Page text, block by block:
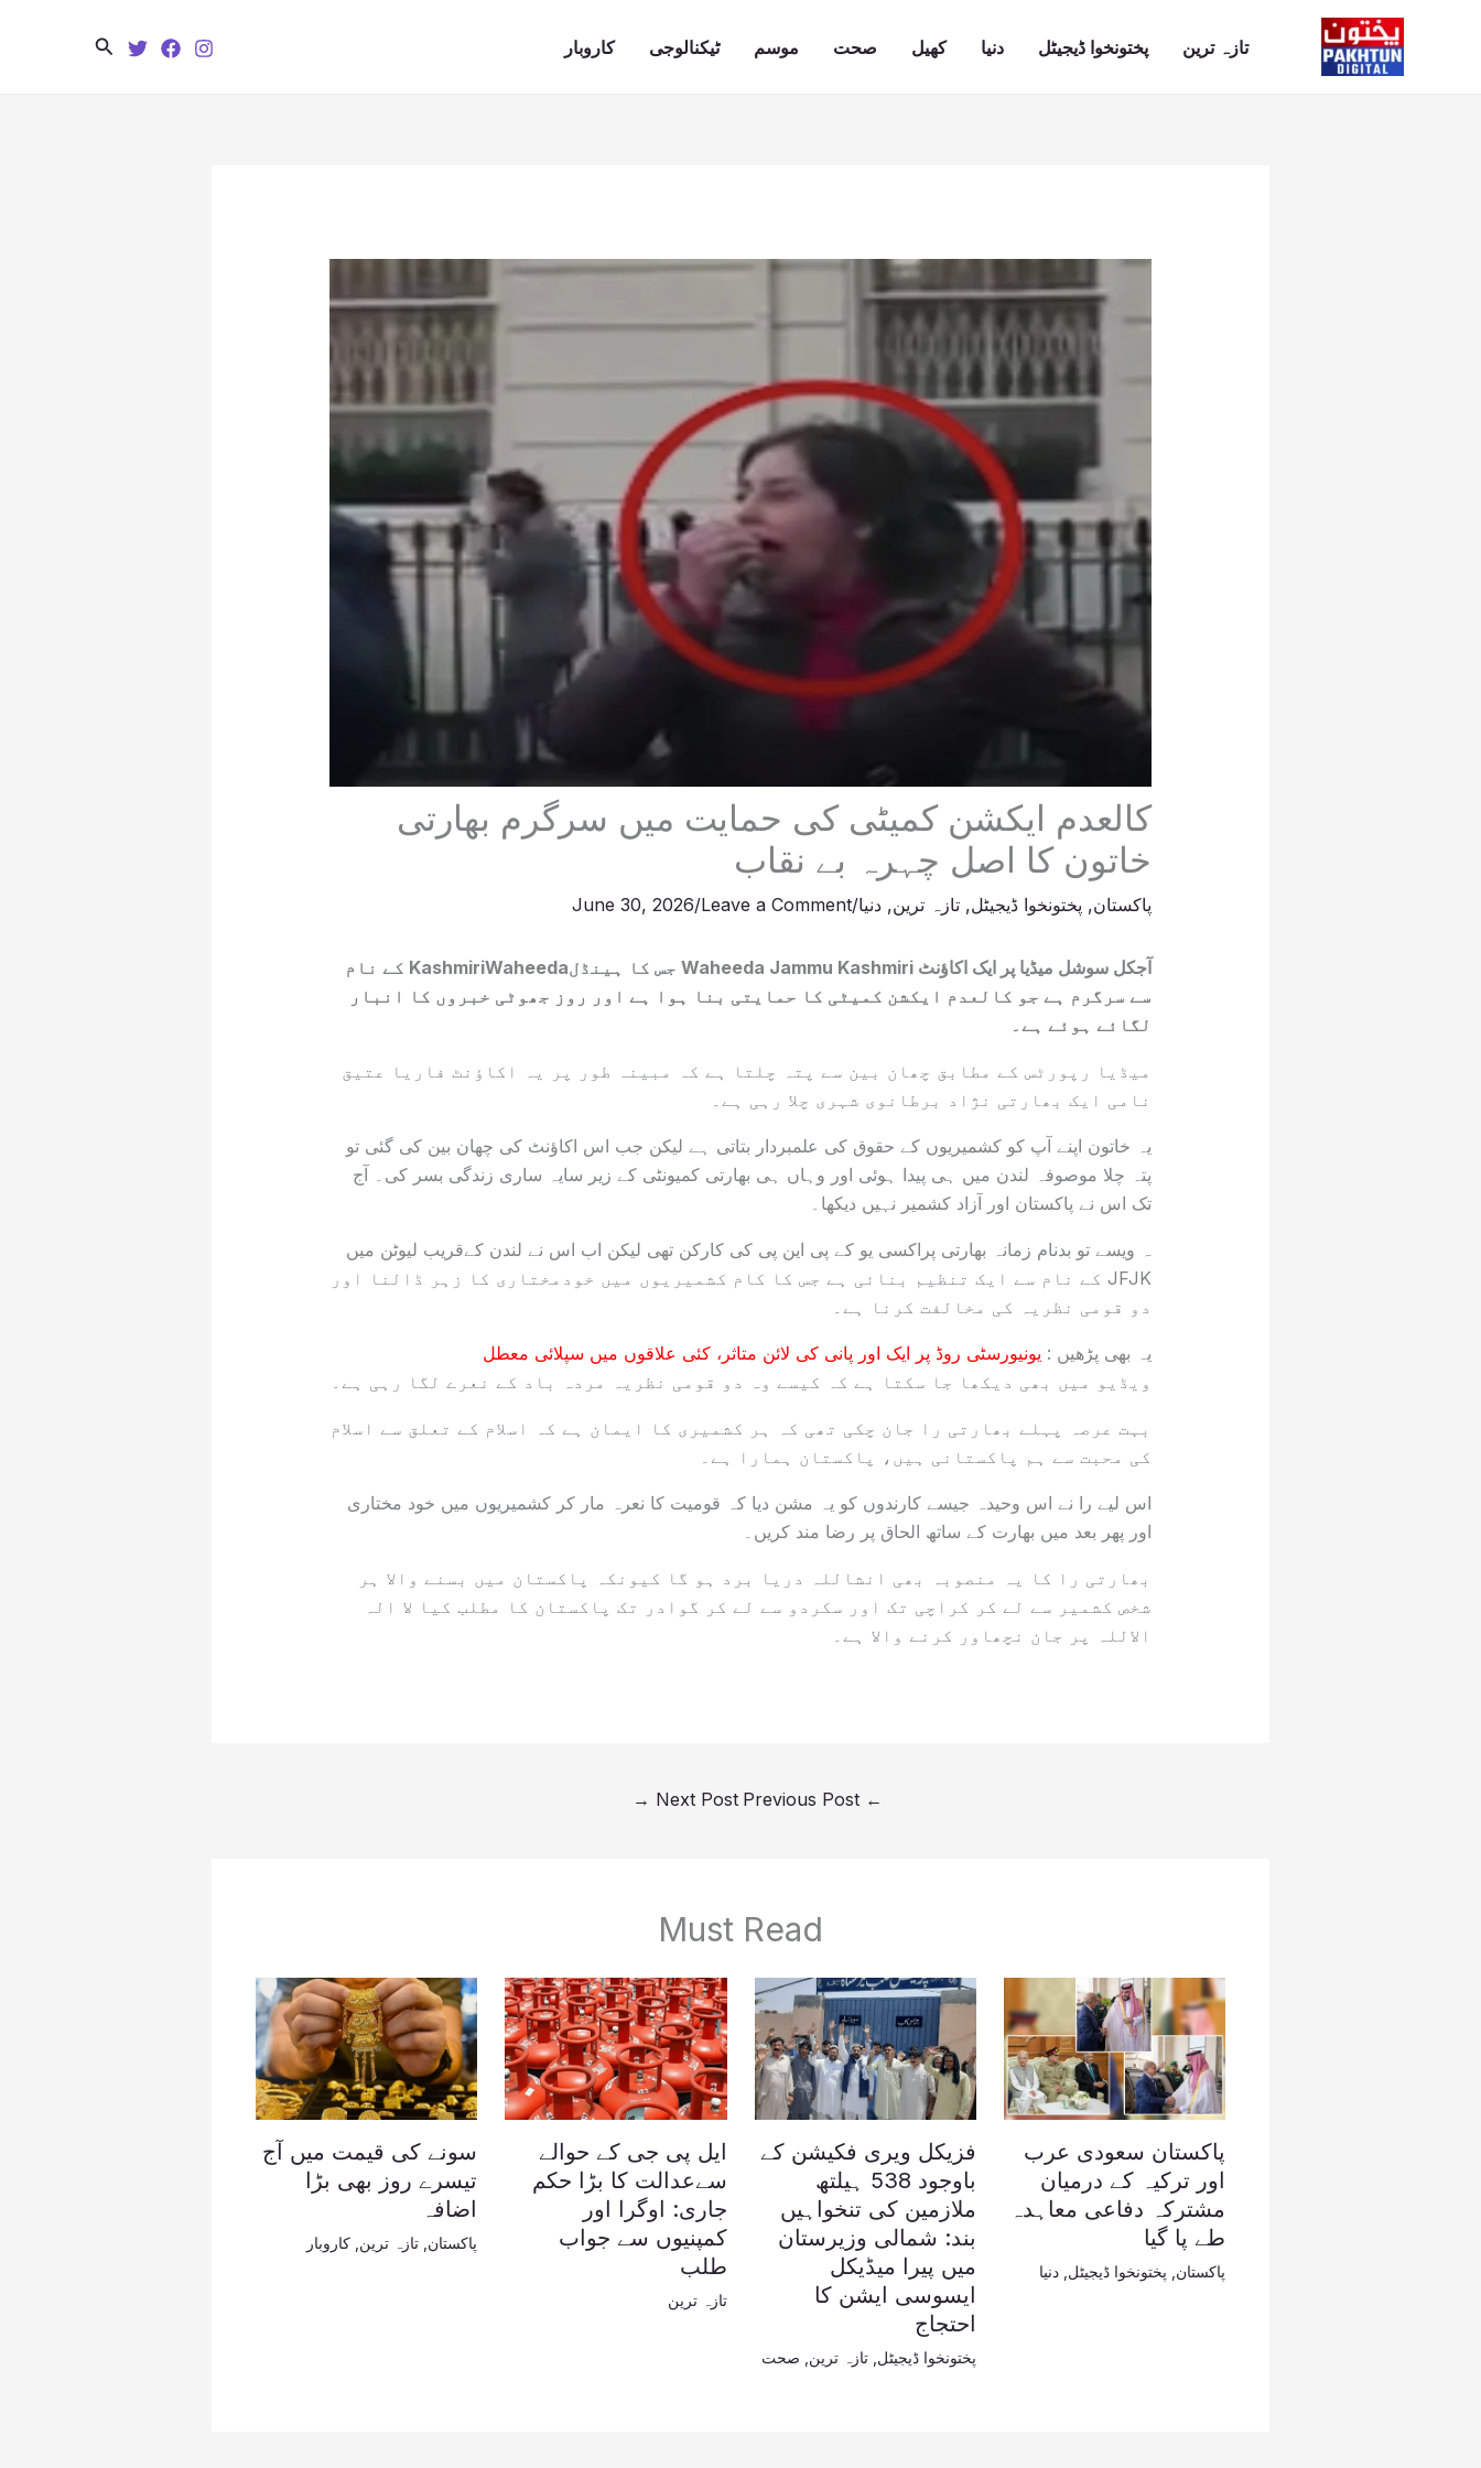
تازہ ترین پختونخوا ڈیجیٹل دنیا کھیل صحت موسم ٹیکنالوجی کاروبار Search
کالعدم ایکشن کمیٹی کی حمایت میں سرگرم بھارتی
خاتون کا اصل چہرہ بے نقاب
پاکستان, پختونخوا ڈیجیٹل, تازہ ترین, دنیا/
Leave a Comment
/
June 30, 2026
آجکل سوشل میڈیا پر ایک اکاؤنٹ Waheeda Jammu Kashmiri جس کا ہینڈلKashmiriWaheeda کے نام
سے سرگرم ہے جو کالعدم ایکشن کمیٹی کا حمایتی بنا ہوا ہے اور روز جھوٹی خبروں کا انبار
لگائے ہوئے ہے۔
میڈیا رپورٹس کے مطابق چھان بین سے پتہ چلتا ہے کہ مبینہ طور پر یہ اکاؤنٹ فاریا عتیق
نامی ایک بھارتی نژاد برطانوی شہری چلا رہی ہے۔
یہ خاتون اپنے آپ کو کشمیریوں کے حقوق کی علمبردار بتاتی ہے لیکن جب اس اکاؤنٹ کی چھان بین کی گئی تو
پتہ چلا موصوفہ لندن میں ہی پیدا ہوئی اور وہاں ہی بھارتی کمیونٹی کے زیر سایہ ساری زندگی بسر کی۔ آج
تک اس نے پاکستان اور آزاد کشمیر نہیں دیکھا۔
ہ ویسے تو بدنام زمانہ بھارتی پراکسی یو کے پی این پی کی کارکن تھی لیکن اب اس نے لندن کےقریب لیوٹن میں
JFJK کے نام سے ایک تنظیم بنائی ہے جس کا کام کشمیریوں میں خودمختاری کا زہر ڈالنا اور
دو قومی نظریہ کی مخالفت کرنا ہے۔
یہ بھی پڑھیں : یونیورسٹی روڈ پر ایک اور پانی کی لائن متاثر، کئی علاقوں میں سپلائی معطل
ویڈیو میں بھی دیکھا جا سکتا ہے کہ کیسے وہ دو قومی نظریہ مردہ باد کے نعرے لگا رہی ہے۔
بہت عرصہ پہلے بھارتی را جان چکی تھی کہ ہر کشمیری کا ایمان ہے کہ اسلام کے تعلق سے اسلام
کی محبت سے ہم پاکستانی ہیں، پاکستان ہمارا ہے۔
اس لیے را نے اس وحیدہ جیسے کارندوں کو یہ مشن دیا کہ قومیت کا نعرہ مار کر کشمیریوں میں خود مختاری
اور پھر بعد میں بھارت کے ساتھ الحاق پر رضا مند کریں۔
بھارتی را کا یہ منصوبہ بھی انشاللہ دریا برد ہو گا کیونکہ پاکستان میں بسنے والا ہر
شخص کشمیر سے لے کر کراچی تک اور سکردو سے لے کر گوادر تک پاکستان کا مطلب کیا لا الہ
الاللہ پر جان نچھاور کرنے والا ہے۔
←
Next Post
→
Must Read
پاکستان سعودی عرب
اور ترکیہ کے درمیان
مشترکہ دفاعی معاہدہ
طے پا گیا
پاکستان پختونخوا ڈیجیٹل دنیا
فزیکل ویری فکیشن کے
باوجود 538 ہیلتھ
ملازمین کی تنخواہیں
بند: شمالی وزیرستان
میں پیرا میڈیکل
ایسوسی ایشن کا
احتجاج
پختونخوا ڈیجیٹل ,تازہ ترین صحت
ایل پی جی کے حوالے
سےعدالت کا بڑا حکم
جاری: اوگرا اور
کمپنیوں سے جواب
طلب
تازہ ترین
سونے کی قیمت میں آج
تیسرے روز بھی بڑا
اضافہ
پاکستان تازہ ترین کاروبار